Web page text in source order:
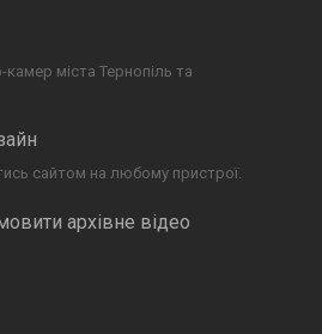
камер міста Тернопіль та
сайтом на любому пристрої.
архівне відео